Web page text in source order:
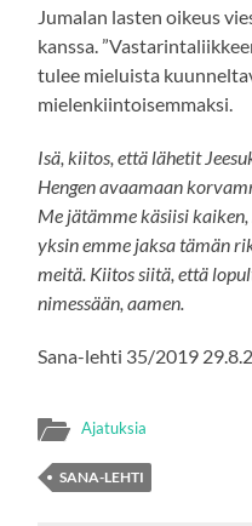
Jumalan lasten oikeus
kanssa.
tulee mieluista
mielenkiintoisemmaksi.
Isä, kiitos, että lähetit
Hengen avaamaan
Me jätämme käsiisi
yksin emme jaksa tämän
meitä. Kiitos siitä, että
nimessään, aamen.
Sana-lehti 35/2019
Ajatuksia
SANA-LEHTI